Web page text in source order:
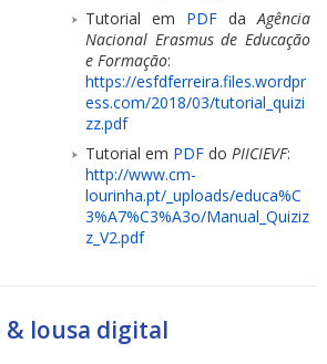
Tutorial em PDF daAgência
Nacional Erasmus de Educação
e Formação:
https://esfdferreira.files.wordpr
ess.com/2018/03/tutorial_quizi
zz.pdf
Tutorial em PDF doPIICIEVF:
http://www.cm-
lourinha.pt/_uploads/educa%C
3%A7%C3%A3o/Manual_Quiziz
z_V2.pdf
lousa digital